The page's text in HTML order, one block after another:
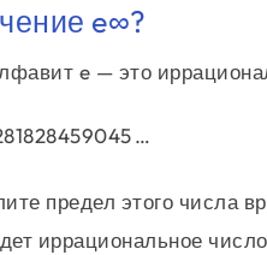
e∞?
e — это
…
предел этого числа
иррациональное